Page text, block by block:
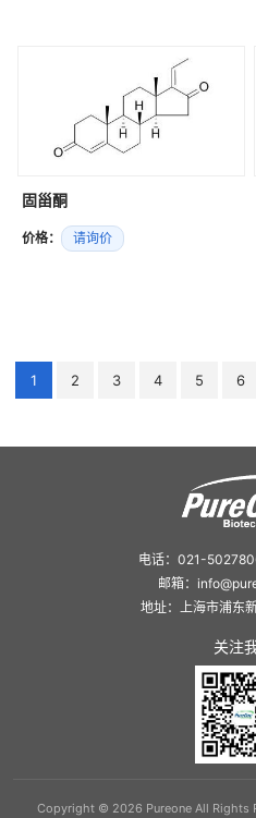
固甾酮
价格： 请询价
1 2 3 4 5 6
电话：021-
邮箱：
地址：上海市浦东
关注
Copyright © 2026 Pureone All Rights